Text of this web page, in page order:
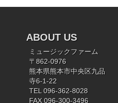
ABOUT US
ミュージックファーム
〒862-0976
熊本県熊本市中央区九品
寺6-1-22
TEL 096-362-8028
FAX 096-300-3496